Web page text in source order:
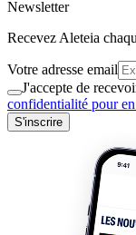
Newsletter
Recevez Aleteia
Votre adresse email
J'accepte de
confidentialité pour
S'inscrire